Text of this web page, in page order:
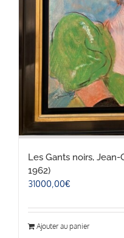
Les Gants noirs,
1962)
31000,00€
Ajouter au panier